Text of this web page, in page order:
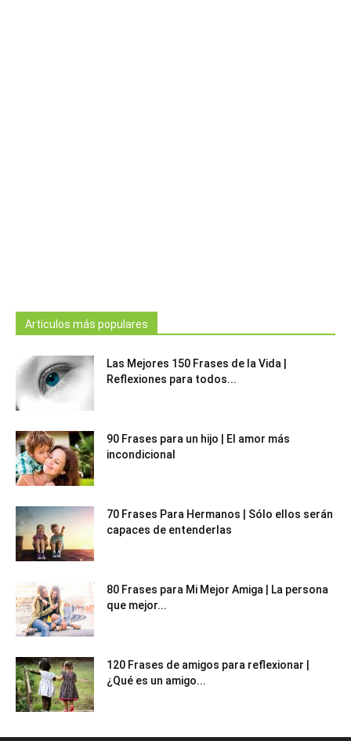
Artículos más populares
Las Mejores 150 Frases de la Vida |
Reflexiones para todos...
90 Frases para un hijo | El amor más
incondicional
70 Frases Para Hermanos | Sólo ellos serán
capaces de entenderlas
80 Frases para Mi Mejor Amiga | La persona
que mejor...
120 Frases de amigos para reflexionar |
¿Qué es un amigo...